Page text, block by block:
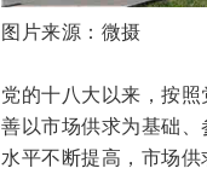
图片来源：微摄
党的十八大以来，按
善以市场供求为基础
水平不断提高，市场